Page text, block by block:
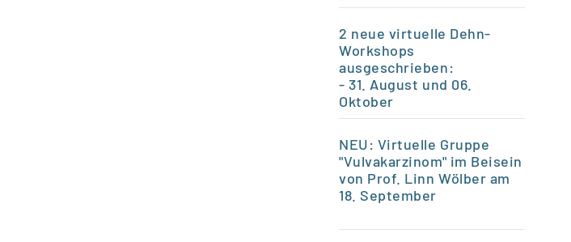
2 neue virtuelle Dehn-
Workshops
ausgeschrieben:
- 31. August und 06.
Oktober
NEU: Virtuelle Gruppe
"Vulvakarzinom" im Beisein
von Prof. Linn Wölber am
18. September